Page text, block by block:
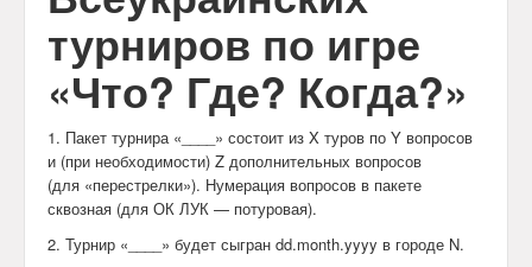
турниров по игре
«Что? Где? Когда?»
1. Пакет турнира «____» состоит из X туров по Y вопросов
и (при необходимости) Z дополнительных вопросов
(для «перестрелки»). Нумерация вопросов в пакете
сквозная (для ОК ЛУК — потуровая).
2. Турнир «____» будет сыгран dd.month.yyyy в городе N.